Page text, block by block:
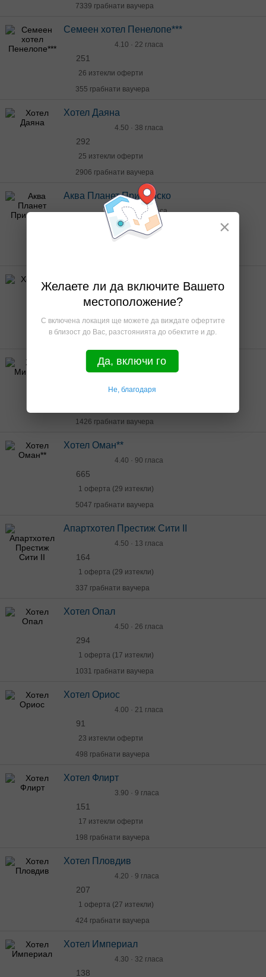
7339 грабнати ваучера
Семеен хотел Пенелопе***
4.10 · 22 гласа
251
26 изтекли оферти
355 грабнати ваучера
Хотел Даяна
4.50 · 38 гласа
292
25 изтекли оферти
2906 грабнати ваучера
Аква Планет Приморско
4.40 · 141 гласа
24 изтекли оферти
3.40 · 24 гласа
222
25 изтекли оферти
Хотел Мираж***
1426 грабнати ваучера
Хотел Оман**
4.40 · 90 гласа
665
1 оферта (29 изтекли)
5047 грабнати ваучера
Апартхотел Престиж Сити II
4.50 · 13 гласа
164
1 оферта (29 изтекли)
337 грабнати ваучера
Хотел Опал
4.50 · 26 гласа
294
1 оферта (17 изтекли)
1031 грабнати ваучера
Хотел Ориос
4.00 · 21 гласа
91
23 изтекли оферти
498 грабнати ваучера
Хотел Флирт
3.90 · 9 гласа
151
17 изтекли оферти
198 грабнати ваучера
Хотел Пловдив
4.20 · 9 гласа
207
1 оферта (27 изтекли)
424 грабнати ваучера
Хотел Империал
4.30 · 32 гласа
138
×
Желаете ли да включите Вашето
местоположение?
С включена локация ще можете да виждате офертите
в близост до Вас, разстоянията до обектите и др.
Да, включи го
Не, благодаря